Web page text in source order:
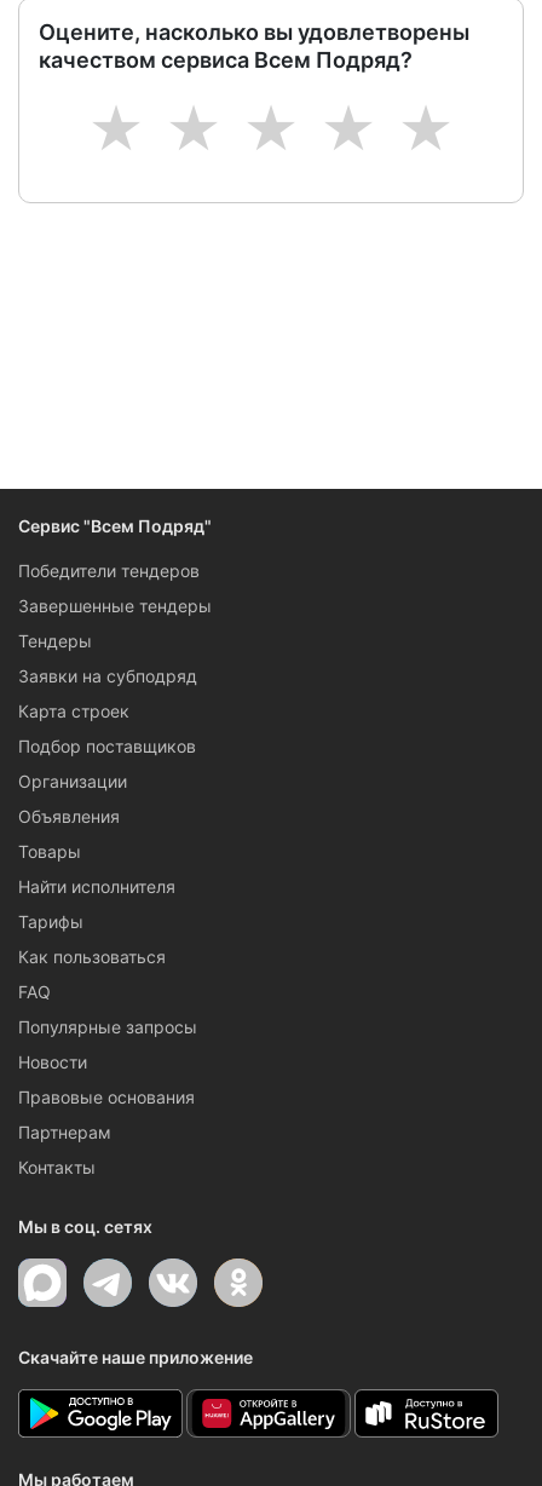
Оцените, насколько вы удовлетворены
качеством сервиса Всем Подряд?
5
4
3
2
1
Сервис "Всем Подряд"
Победители тендеров
Завершенные тендеры
Тендеры
Заявки на субподряд
Карта строек
Подбор поставщиков
Организации
Объявления
Товары
Найти исполнителя
Тарифы
Как пользоваться
FAQ
Популярные запросы
Новости
Правовые основания
Партнерам
Контакты
Мы в соц. сетях
Скачайте наше приложение
Мы работаем